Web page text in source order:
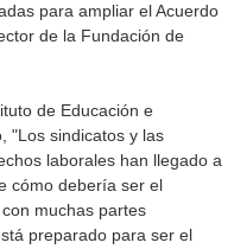
para ampliar el Acuerdo
de la Fundación de
de Educación e
"Los sindicatos y las
laborales han llegado a
cómo debería ser el
muchas partes
preparado para ser el